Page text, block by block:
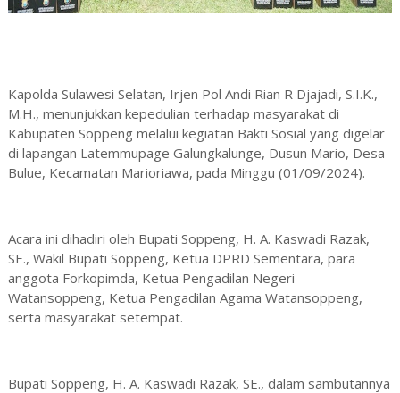
Kapolda Sulawesi Selatan, Irjen Pol Andi Rian R Djajadi, S.I.K.,
M.H., menunjukkan kepedulian terhadap masyarakat di
Kabupaten Soppeng melalui kegiatan Bakti Sosial yang digelar
di lapangan Latemmupage Galungkalunge, Dusun Mario, Desa
Bulue, Kecamatan Marioriawa, pada Minggu (01/09/2024).
Acara ini dihadiri oleh Bupati Soppeng, H. A. Kaswadi Razak,
SE., Wakil Bupati Soppeng, Ketua DPRD Sementara, para
anggota Forkopimda, Ketua Pengadilan Negeri
Watansoppeng, Ketua Pengadilan Agama Watansoppeng,
serta masyarakat setempat.
Bupati Soppeng, H. A. Kaswadi Razak, SE., dalam sambutannya